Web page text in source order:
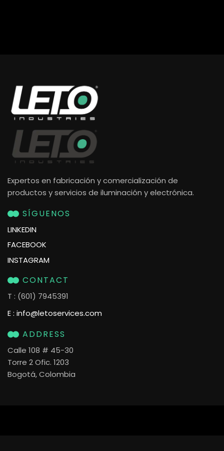
Expertos en fabricación y comercialización de
productos y servicios de iluminación y electrónica.
SÍGUENOS
LINKEDIN
FACEBOOK
INSTAGRAM
CONTACT
T : (601) 7945391
E: info@letoservices.com
ADDRESS
Calle 108 # 45-30
Torre 2 Ofic. 1203
Bogotá, Colombia